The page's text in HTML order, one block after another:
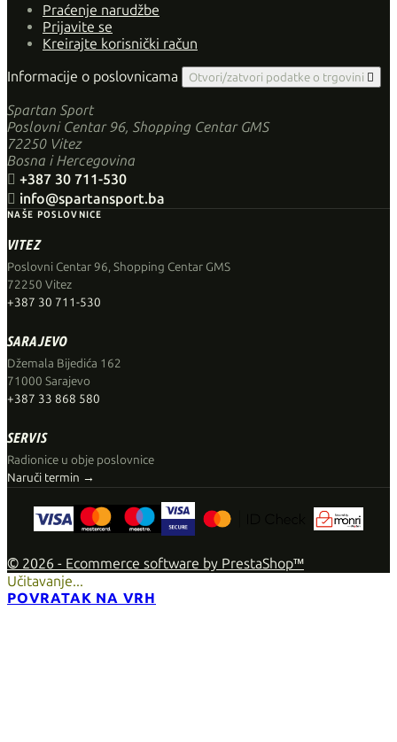
Praćenje narudžbe
Prijavite se
Kreirajte korisnički račun
Informacije o poslovnicama
Otvori/zatvori podatke o trgovini 
Spartan Sport
Poslovni Centar 96, Shopping Centar GMS
72250 Vitez
Bosna i Hercegovina
 +387 30 711-530
 info@spartansport.ba
NAŠE POSLOVNICE
VITEZ
Poslovni Centar 96, Shopping Centar GMS
72250 Vitez
+387 30 711-530
SARAJEVO
Džemala Bijedića 162
71000 Sarajevo
+387 33 868 580
SERVIS
Radionice u obje poslovnice
Naruči termin →
© 2026 - Ecommerce software by PrestaShop™
Učitavanje...
POVRATAK NA VRH